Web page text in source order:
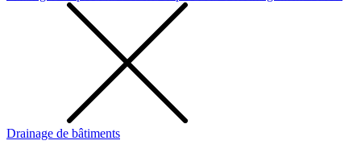
Drainage de bâtiments